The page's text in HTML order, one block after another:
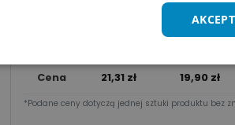
Cena za sztu​kę zależy od nakładu:
Cena
21,31 zł 19,90 zł
*Podane ceny dotyczą jednej sztuki produktu bez